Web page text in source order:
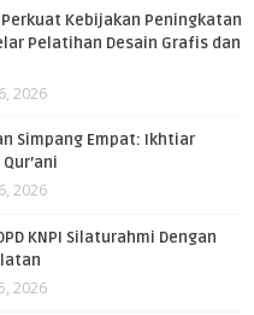
Kebijakan Peningkatan
Pelatihan Desain Grafis dan
2026
Simpang Empat: Ikhtiar
2026
KNPI Silaturahmi Dengan
2026